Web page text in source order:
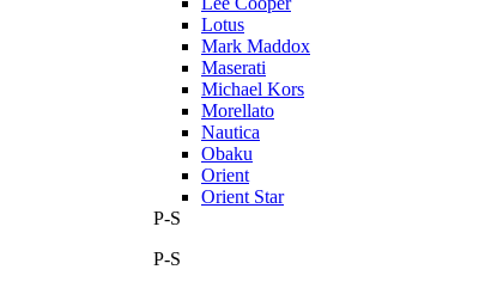
Lotus
Mark Maddox
Maserati
Michael Kors
Morellato
Nautica
Obaku
Orient
Orient Star
P-S
P-S